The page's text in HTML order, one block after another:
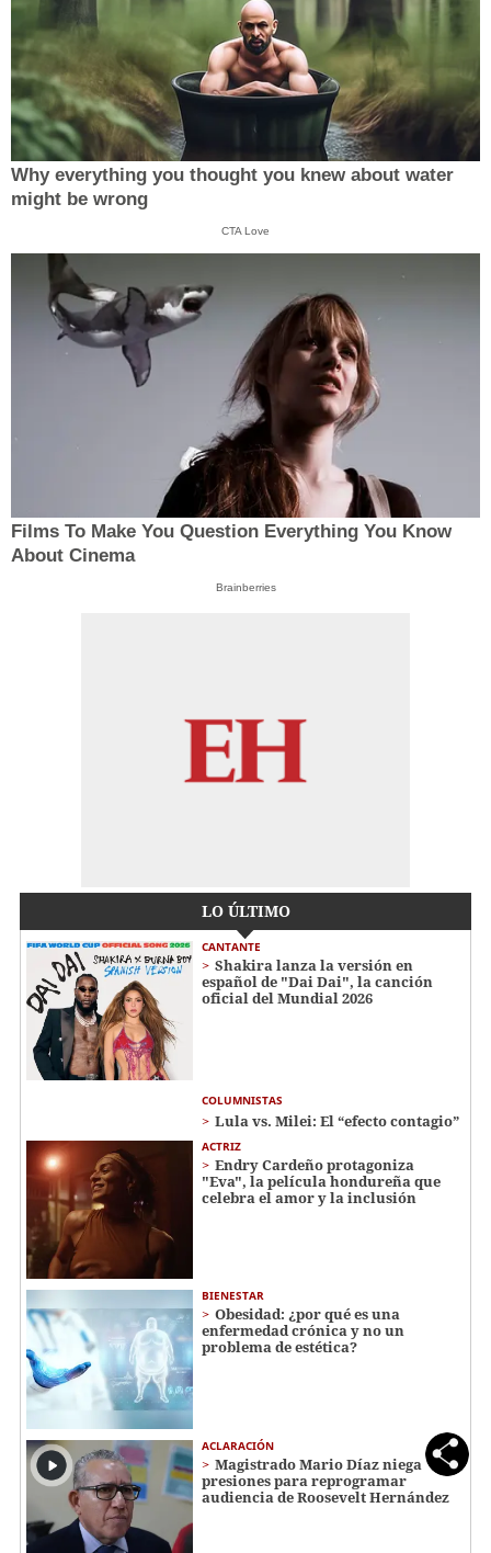
Why everything you thought you knew about water
might be wrong
CTA Love
Films To Make You Question Everything You Know
About Cinema
Brainberries
LO ÚLTIMO
CANTANTE
Shakira lanza la versión en
español de "Dai Dai", la canción
oficial del Mundial 2026
COLUMNISTAS
Lula vs. Milei: El “efecto contagio”
ACTRIZ
Endry Cardeño protagoniza
"Eva", la película hondureña que
celebra el amor y la inclusión
BIENESTAR
Obesidad: ¿por qué es una
enfermedad crónica y no un
problema de estética?
ACLARACIÓN
Magistrado Mario Díaz niega
presiones para reprogramar
audiencia de Roosevelt Hernández